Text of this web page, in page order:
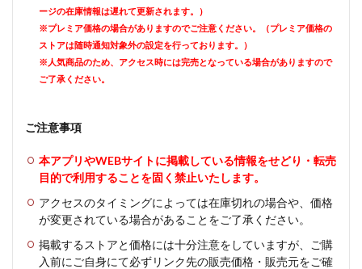
ージの在庫情報は遅れて更新されます。）
※プレミア価格の場合がありますのでご注意ください。（プレミア価格の
ストアは随時通知対象外の設定を行っております。）
※人気商品のため、アクセス時には完売となっている場合がありますので
ご了承ください。
ご注意事項
本アプリやWEBサイトに掲載している情報をせどり・転売
目的で利用することを固く禁止いたします。
アクセスのタイミングによっては在庫切れの場合や、価格
が変更されている場合があることをご了承ください。
掲載するストアと価格には十分注意をしていますが、ご購
入前にご自身にて必ずリンク先の販売価格・販売元をご確